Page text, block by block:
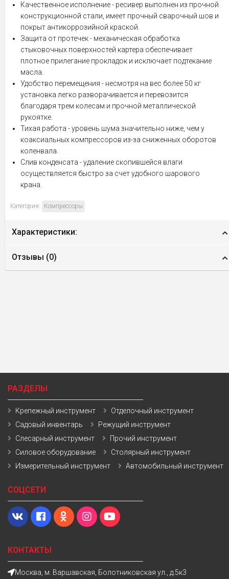
Качественное исполнение - ресивер выполнен из прочной
конструкционной стали, имеет прочный сварочный шов и
покрыт антикоррозийной краской.
Защита от протечек - механическая обработка
стыковочных поверхностей картера обеспечивает
плотное прилегание прокладок и исключает подтекание
масла.
Удобство перемещения - несмотря на вес более 50 кг
установка легко разворачивается и перевозится
благодаря трем колесам и прочной металлической
рукоятке.
Тихая работа - уровень шума значительно ниже, чем у
коаксиальных компрессоров из-за сниженных оборотов
коленвала.
Слив конденсата - удаление скопившейся влаги
осуществляется быстро за счет удобного шарового
крана.
Категория: Компрессоры
Характеристики:
Отзывы (0)
КОНТАКТЫ
Москва, м. Варшавская, Болотниковская ул., д.5к3
РАЗДЕЛЫ
Крепежный инструмент
Отделочный инструмент
Садовый инвентарь
Режущий инструмент
Слесарный инструмент
Прочий инструмент
Силовое оборудование
Столярный инструмент
Измерительный инструмент
Автомобильный инструмент
СОЦСЕТИ